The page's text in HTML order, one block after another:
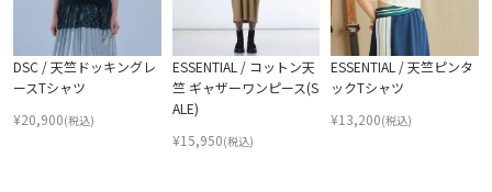
DSC / 天竺ドッキングレ
ースTシャツ
¥20,900(税込)
ESSENTIAL / コットン天
竺 ギャザーワンピース(S
ALE)
¥15,950(税込)
ESSENTIAL / 天竺ピンタ
ックTシャツ
¥13,200(税込)